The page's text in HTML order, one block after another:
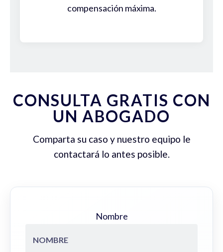
compensación máxima.
CONSULTA GRATIS CON
UN ABOGADO
Comparta su caso y nuestro equipo le
contactará lo antes posible.
Nombre